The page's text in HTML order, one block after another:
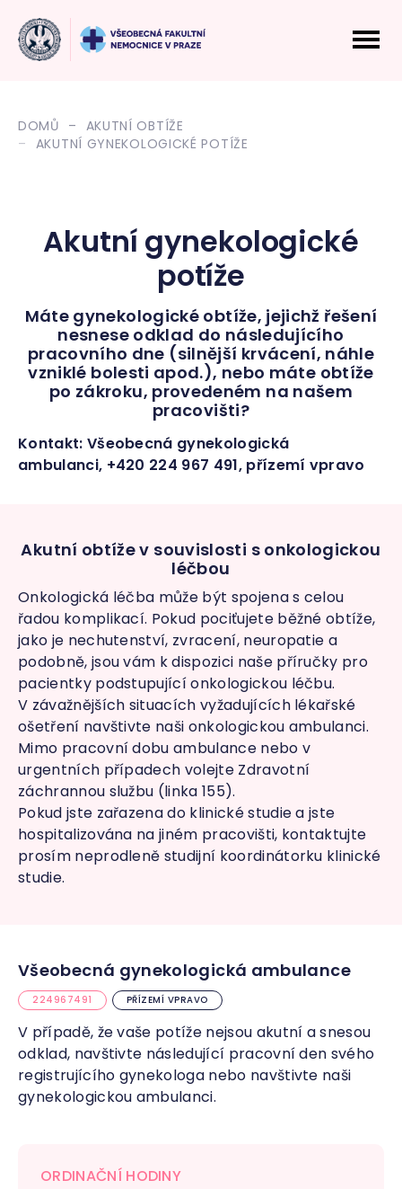
DOMŮ
AKUTNÍ OBTÍŽE
AKUTNÍ GYNEKOLOGICKÉ POTÍŽE
Akutní gynekologické
potíže
Máte gynekologické obtíže, jejichž řešení
nesnese odklad do následujícího
pracovního dne (silnější krvácení, náhle
vzniklé bolesti apod.), nebo máte obtíže
po zákroku, provedeném na našem
pracovišti?
Kontakt: Všeobecná gynekologická
ambulanci, +420 224 967 491, přízemí vpravo
Akutní obtíže v souvislosti s onkologickou
léčbou
Onkologická léčba může být spojena s celou
řadou komplikací. Pokud pociťujete běžné obtíže,
jako je nechutenství, zvracení, neuropatie a
podobně, jsou vám k dispozici naše příručky pro
pacientky podstupující onkologickou léčbu.
V závažnějších situacích vyžadujících lékařské
ošetření navštivte naši onkologickou ambulanci.
Mimo pracovní dobu ambulance nebo v
urgentních případech volejte Zdravotní
záchrannou službu (linka 155).
Pokud jste zařazena do klinické studie a jste
hospitalizována na jiném pracovišti, kontaktujte
prosím neprodleně studijní koordinátorku klinické
studie.
Všeobecná gynekologická ambulance
224967491 PŘÍZEMÍ VPRAVO
V případě, že vaše potíže nejsou akutní a snesou
odklad, navštivte následující pracovní den svého
registrujícího gynekologa nebo navštivte naši
gynekologickou ambulanci.
ORDINAČNÍ HODINY